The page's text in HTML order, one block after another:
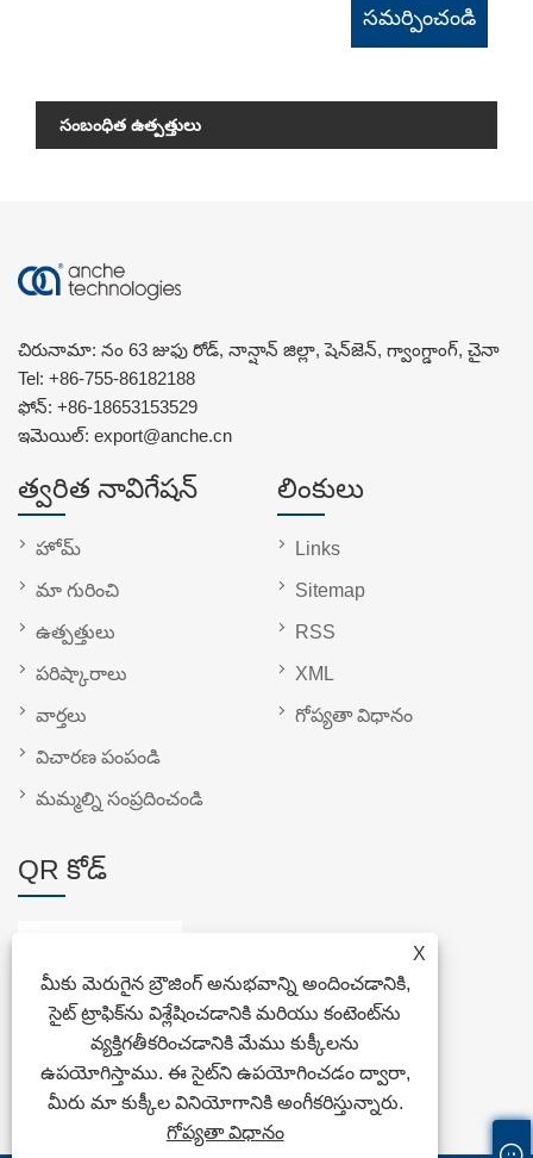
సంబంధిత ఉత్పత్తులు
X
మీకు మెరుగైన బ్రౌజింగ్ అనుభవాన్ని అందించడానికి,
సైట్ ట్రాఫిక్‌ను విశ్లేషించడానికి మరియు కంటెంట్‌ను
వ్యక్తిగతీకరించడానికి మేము కుక్కీలను
ఉపయోగిస్తాము. ఈ సైట్‌ని ఉపయోగించడం ద్వారా,
మీరు మా కుక్కీల వినియోగానికి అంగీకరిస్తున్నారు.
గోప్యతా విధానం
చిరునామా: నం 63 జుఫు రోడ్, నాన్షాన్ జిల్లా, షెన్‌జెన్, గ్వాంగ్డాంగ్, చైనా
Tel: +86-755-86182188
ఫోన్: +86-18653153529
ఇమెయిల్: export@anche.cn
త్వరిత నావిగేషన్
హోమ్
మా గురించి
ఉత్పత్తులు
పరిష్కారాలు
వార్తలు
విచారణ పంపండి
మమ్మల్ని సంప్రదించండి
లింకులు
Links
Sitemap
RSS
XML
గోప్యతా విధానం
QR కోడ్